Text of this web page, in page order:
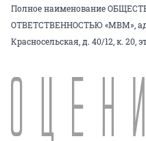
Полное наименование
ОТВЕТСТВЕННОСТЬЮ «МВМ»,
Красносельская, д. 40/12, к. 20,